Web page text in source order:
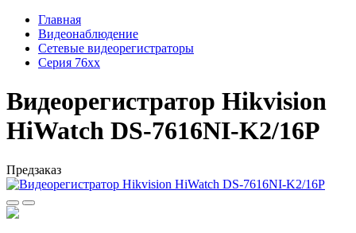
Главная
Видеонаблюдение
Сетевые видеорегистраторы
Серия 76xx
Видеорегистратор Hikvision
HiWatch DS-7616NI-K2/16P
Предзаказ